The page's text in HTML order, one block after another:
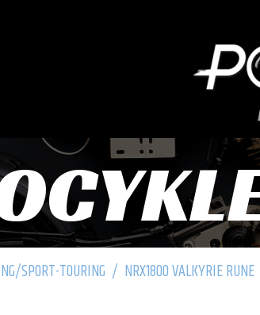
SPORT-TOURING / NRX1800 VALKYRIE RUNE